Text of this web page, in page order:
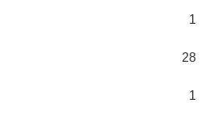
1
28
1